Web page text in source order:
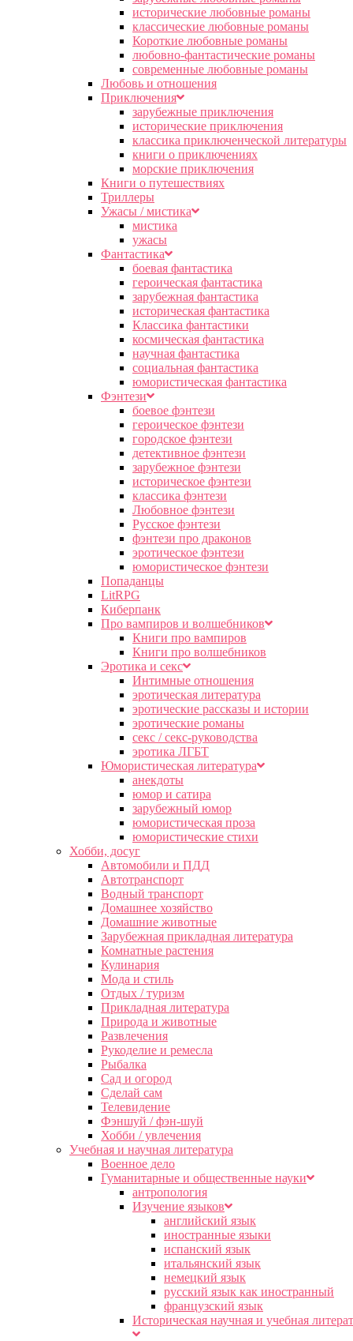
исторические любовные романы
классические любовные романы
Короткие любовные романы
любовно-фантастические романы
современные любовные романы
Любовь и отношения
Приключения
зарубежные приключения
исторические приключения
классика приключенческой литературы
книги о приключениях
морские приключения
Книги о путешествиях
Триллеры
Ужасы / мистика
мистика
ужасы
Фантастика
боевая фантастика
героическая фантастика
зарубежная фантастика
историческая фантастика
Классика фантастики
космическая фантастика
научная фантастика
социальная фантастика
юмористическая фантастика
Фэнтези
боевое фэнтези
героическое фэнтези
городское фэнтези
детективное фэнтези
зарубежное фэнтези
историческое фэнтези
классика фэнтези
Любовное фэнтези
Русское фэнтези
фэнтези про драконов
эротическое фэнтези
юмористическое фэнтези
Попаданцы
LitRPG
Киберпанк
Про вампиров и волшебников
Книги про вампиров
Книги про волшебников
Эротика и секс
Интимные отношения
эротическая литература
эротические рассказы и истории
эротические романы
секс / секс-руководства
эротика ЛГБТ
Юмористическая литература
анекдоты
юмор и сатира
зарубежный юмор
юмористическая проза
юмористические стихи
Хобби, досуг
Автомобили и ПДД
Автотранспорт
Водный транспорт
Домашнее хозяйство
Домашние животные
Зарубежная прикладная литература
Комнатные растения
Кулинария
Мода и стиль
Отдых / туризм
Прикладная литература
Природа и животные
Развлечения
Рукоделие и ремесла
Рыбалка
Сад и огород
Сделай сам
Телевидение
Фэншуй / фэн-шуй
Хобби / увлечения
Учебная и научная литература
Военное дело
Гуманитарные и общественные науки
антропология
Изучение языков
английский язык
иностранные языки
испанский язык
итальянский язык
немецкий язык
русский язык как иностранный
французский язык
Историческая научная и учебная